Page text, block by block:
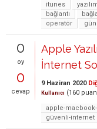
itunes
bağlantı
operatör
0
oy
0
cevap
Apple
İnternet
9 Haziran 2020
Kullanıcı (160
apple-
güvenli-internet